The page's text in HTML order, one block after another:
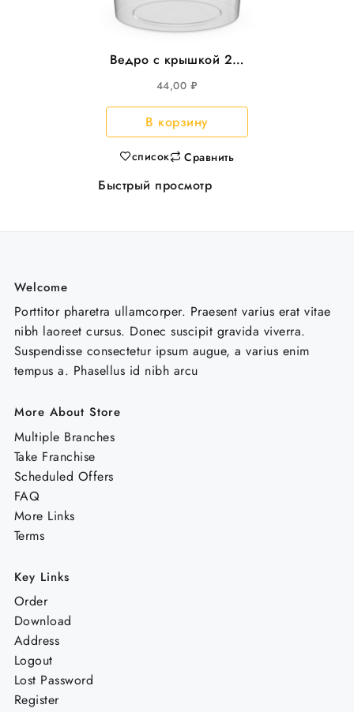
Ведро с крышкой 2л,
d-173 круглое 100шт/
уп Перинт
44,00 ₽
В корзину
список Сравнить
Быстрый просмотр
Welcome
Porttitor pharetra ullamcorper. Praesent varius erat vitae
nibh laoreet cursus. Donec suscipit gravida viverra.
Suspendisse consectetur ipsum augue, a varius enim
tempus a. Phasellus id nibh arcu
More About Store
Multiple Branches
Take Franchise
Scheduled Offers
FAQ
More Links
Terms
Key Links
Order
Download
Address
Logout
Lost Password
Register